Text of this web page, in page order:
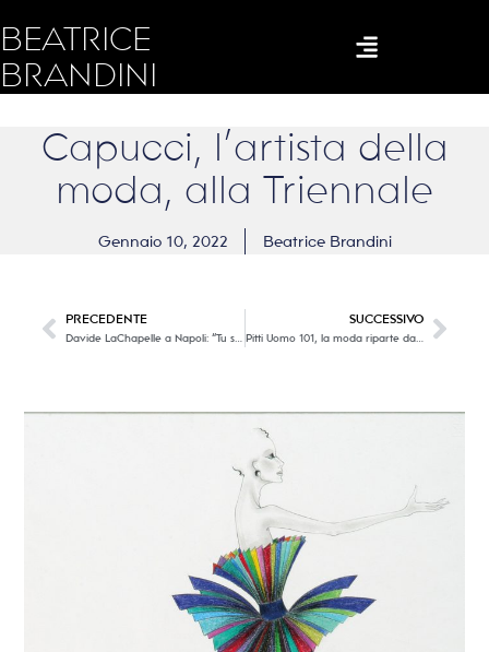
BEATRICE
BRANDINI
Capucci, l’artista della
moda, alla Triennale
Gennaio 10, 2022 Beatrice Brandini
PRECEDENTE SUCCESSIVO
Pitti Uomo 101, la moda riparte da qui!